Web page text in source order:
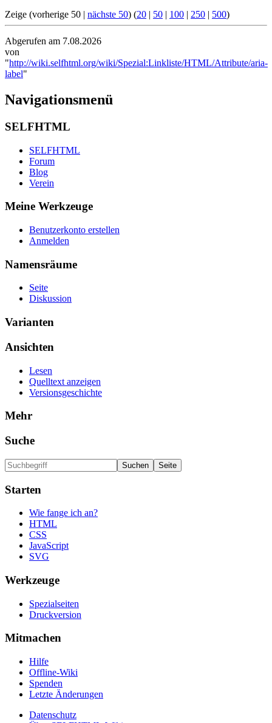
Zeige (vorherige 50 | nächste 50) (20 | 50 | 100 | 250 | 500)
Abgerufen am 7.08.2026
von
"http://wiki.selfhtml.org/wiki/Spezial:Linkliste/HTML/Attribute/aria-
label"
Navigationsmenü
SELFHTML
SELFHTML
Forum
Blog
Verein
Meine Werkzeuge
Benutzerkonto erstellen
Anmelden
Namensräume
Seite
Diskussion
Varianten
Ansichten
Lesen
Quelltext anzeigen
Versionsgeschichte
Mehr
Suche
Starten
Wie fange ich an?
HTML
CSS
JavaScript
SVG
Werkzeuge
Spezialseiten
Druckversion
Mitmachen
Hilfe
Offline-Wiki
Spenden
Letzte Änderungen
Datenschutz